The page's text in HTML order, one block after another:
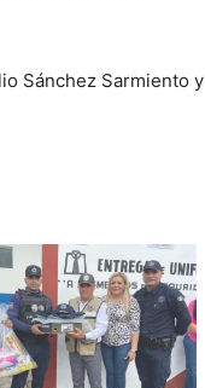
Sánchez Sarmiento y